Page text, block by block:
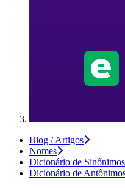
Blog / Artigos
Nomes
Dicionário de Sinônimos
Dicionário de